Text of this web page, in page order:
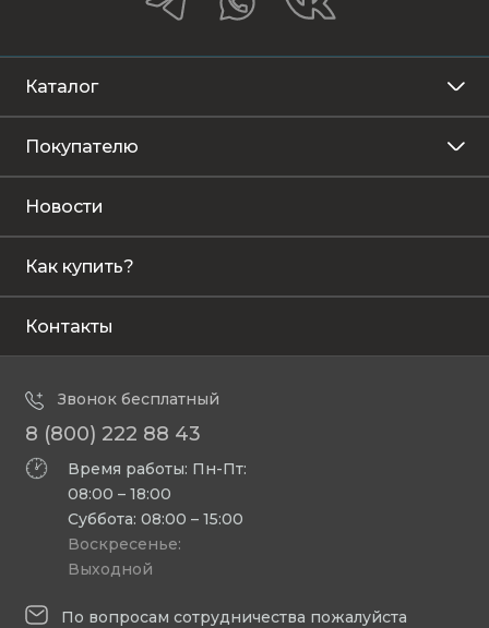
Каталог
Покупателю
Новости
Как купить?
Контакты
Звонок бесплатный
8 (800) 222 88 43
Время работы: Пн-Пт:
08:00 – 18:00
Суббота: 08:00 – 15:00
Воскресенье:
Выходной
По вопросам сотрудничества пожалуйста